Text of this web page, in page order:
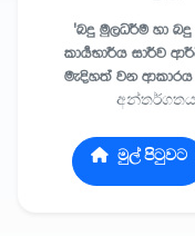
'බදු මුලධර්ම හා
කාර්‍යභාර්ය සාර්ව
මැදිහත් වන
මුල් පිටුවට